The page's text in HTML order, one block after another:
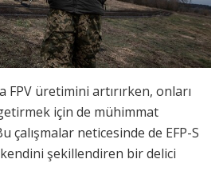
FPV üretimini artırırken, onları
için de mühimmat
çalışmalar neticesinde de EFP-S
şekillendiren bir delici